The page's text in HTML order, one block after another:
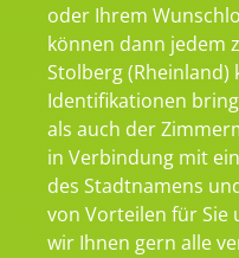
oder Ihrem
können dann jedem
Stolberg
Identifikationen
als auch der
in Verbindung mit
des Stadtnamens
von Vorteilen für Sie
wir Ihnen gern alle